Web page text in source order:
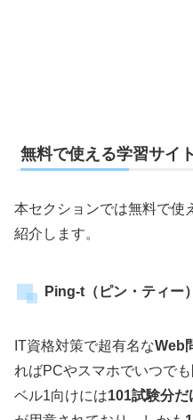
無料で使える学習サイ
本セクションでは無料で使
紹介します。
Ping-t（ピン・ティー）
IT資格対策で超有名なWeb
ればPCやスマホでいつで
ベル1向けには101試験分だ